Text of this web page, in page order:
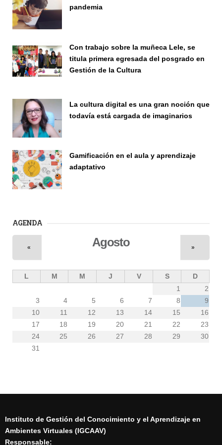
pandemia
Con trabajo sobre la muñeca Lele, se
titula primera egresada del posgrado en
Gestión de la Cultura
La cultura digital es una gran noción que
todavía está cargada de imaginarios
Gamificación en el aula y aprendizaje
adaptativo
AGENDA
Agosto
« »
L M M J V S
D
1
2
3
4 5 6 7 8
9
10
11 12 13 14 15
16
17
18 19 20 21 22
23
24
25 26 27 28 29
30
31
Instituto de Gestión del Conocimiento y el Aprendizaje en
Ambientes Virtuales (IGCAAV)
Responsable: